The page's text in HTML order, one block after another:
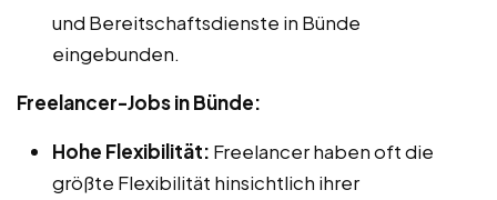
und Bereitschaftsdienste in Bünde
eingebunden.
Freelancer-Jobs in Bünde:
Hohe Flexibilität: Freelancer haben oft die
größte Flexibilität hinsichtlich ihrer